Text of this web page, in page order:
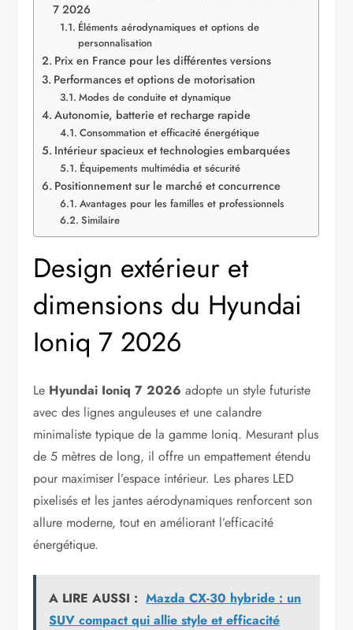
7 2026
Éléments aérodynamiques et options de
personnalisation
Prix en France pour les différentes versions
Performances et options de motorisation
Modes de conduite et dynamique
Autonomie, batterie et recharge rapide
Consommation et efficacité énergétique
Intérieur spacieux et technologies embarquées
Équipements multimédia et sécurité
Positionnement sur le marché et concurrence
Avantages pour les familles et professionnels
Similaire
Design extérieur et
dimensions du Hyundai
Ioniq 7 2026
Le Hyundai Ioniq 7 2026 adopte un style futuriste
avec des lignes anguleuses et une calandre
minimaliste typique de la gamme Ioniq. Mesurant plus
de 5 mètres de long, il offre un empattement étendu
pour maximiser l’espace intérieur. Les phares LED
pixelisés et les jantes aérodynamiques renforcent son
allure moderne, tout en améliorant l’efficacité
énergétique.
A LIRE AUSSI : Mazda CX-30 hybride : un
SUV compact qui allie style et efficacité